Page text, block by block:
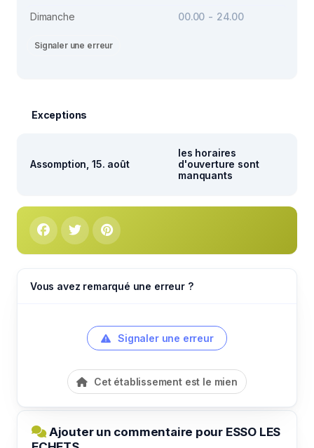
Dimanche
00.00 - 24.00
Signaler une erreur
Exceptions
Assomption, 15. août
les horaires
d'ouverture sont
manquants
Vous avez remarqué une erreur ?
Signaler une erreur
Cet établissement est le mien
Ajouter un commentaire pour ESSO LES